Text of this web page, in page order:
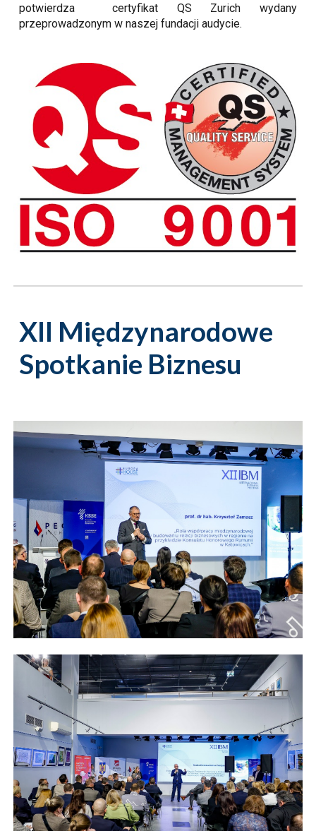
potwierdza certyfikat QS Zurich wydany
przeprowadzonym w naszej fundacji audycie.
XII Międzynarodowe
Spotkanie Biznesu